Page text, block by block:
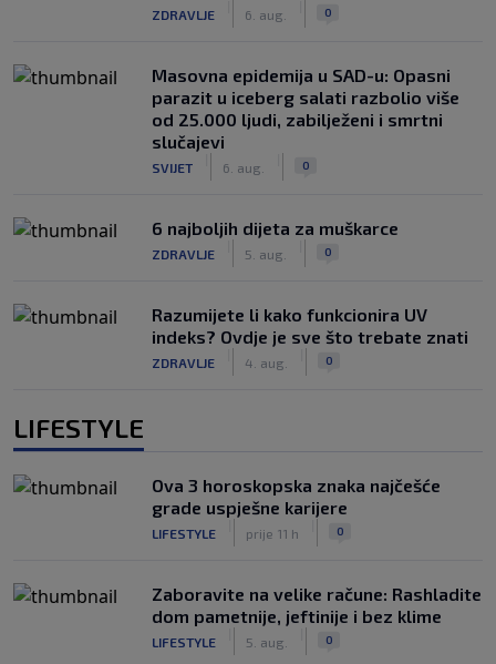
ZDRAVLJE 6. aug. 0
Masovna epidemija u SAD-u: Opasni
parazit u iceberg salati razbolio više
od 25.000 ljudi, zabilježeni i smrtni
slučajevi
SVIJET 6. aug. 0
6 najboljih dijeta za muškarce
ZDRAVLJE 5. aug. 0
Razumijete li kako funkcionira UV
indeks? Ovdje je sve što trebate znati
ZDRAVLJE 4. aug. 0
LIFESTYLE
Ova 3 horoskopska znaka najčešće
grade uspješne karijere
LIFESTYLE prije 11 h 0
Zaboravite na velike račune: Rashladite
dom pametnije, jeftinije i bez klime
LIFESTYLE 5. aug. 0